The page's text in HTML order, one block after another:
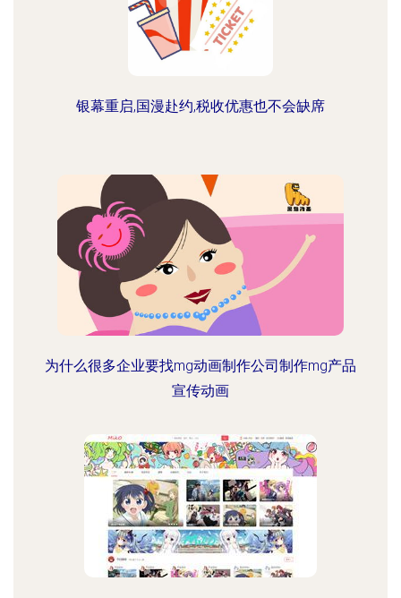
银幕重启,国漫赴约,税收优惠也不会缺席
为什么很多企业要找mg动画制作公司制作mg产品
宣传动画